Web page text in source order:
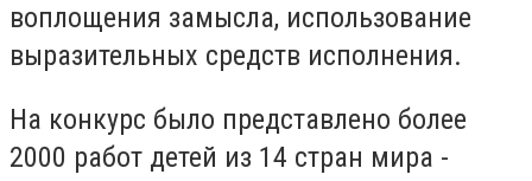
воплощения замысла, использование
выразительных средств исполнения.
На конкурс было представлено более
2000 работ детей из 14 стран мира -